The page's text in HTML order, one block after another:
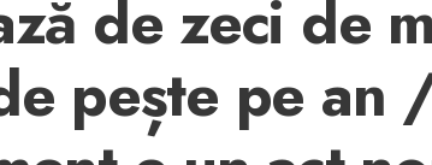
de zeci de
pește pe an